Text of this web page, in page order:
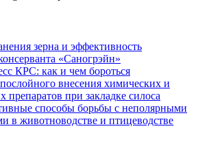
зерна и эффективность
«Саногрэйн»
КРС: как и чем бороться
внесения химических и
препаратов при закладке силоса
способы борьбы с неполярными
в животноводстве и птицеводстве